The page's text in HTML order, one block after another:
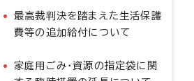
最高裁判決を踏まえた生活保護
費等の追加給付について
家庭用ごみ・資源の指定袋に関